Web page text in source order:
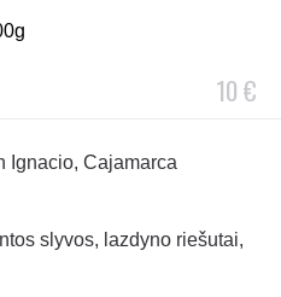
10 €
Ignacio, Cajamarca
slyvos, lazdyno riešutai,